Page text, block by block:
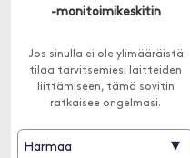
-monitoimikeskitin
Jos sinulla ei ole ylimääräistä
tilaa tarvitsemiesi laitteiden
liittämiseen, tämä sovitin
ratkaisee ongelmasi.
Harmaa ▾